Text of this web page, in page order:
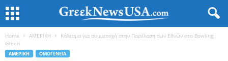
Home ΑΜΕΡΙΚΗ
Κάλεσμα για συμμετοχή στην Παρέλαση των Εθνών στο Bowling
Green
ΑΜΕΡΙΚΗ ΟΜΟΓΕΝΕΙΑ